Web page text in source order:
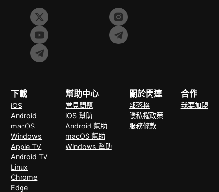
下載
iOS
Android
macOS
Windows
Apple TV
Android TV
Linux
Chrome
Edge
幫助中心
常見問題
iOS 幫助
Android 幫助
macOS 幫助
Windows 幫助
關於閃連
部落格
隱私權政策
服務條款
合作
我要加盟